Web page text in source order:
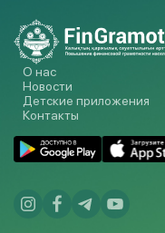
О нас
Новости
Детские приложения
Контакты